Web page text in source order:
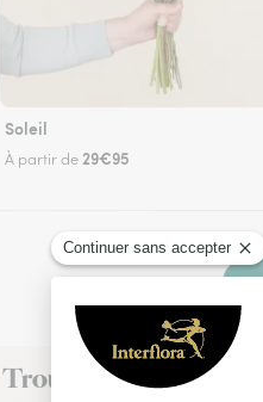
Soleil
À partir de 29€95
Trouvez un fleuriste